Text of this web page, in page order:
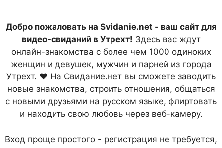
Добро пожаловать на Svidanie.net - ваш сайт для
видео-свиданий в Утрехт! Здесь вас ждут
онлайн-знакомства с более чем 1000 одиноких
женщин и девушек, мужчин и парней из города
Утрехт. ❤ На Свидание.нет вы сможете заводить
новые знакомства, строить отношения, общаться
с новыми друзьями на русском языке, флиртовать
и находить свою любовь через веб-камеру.
Вход проще простого - регистрация не требуется,